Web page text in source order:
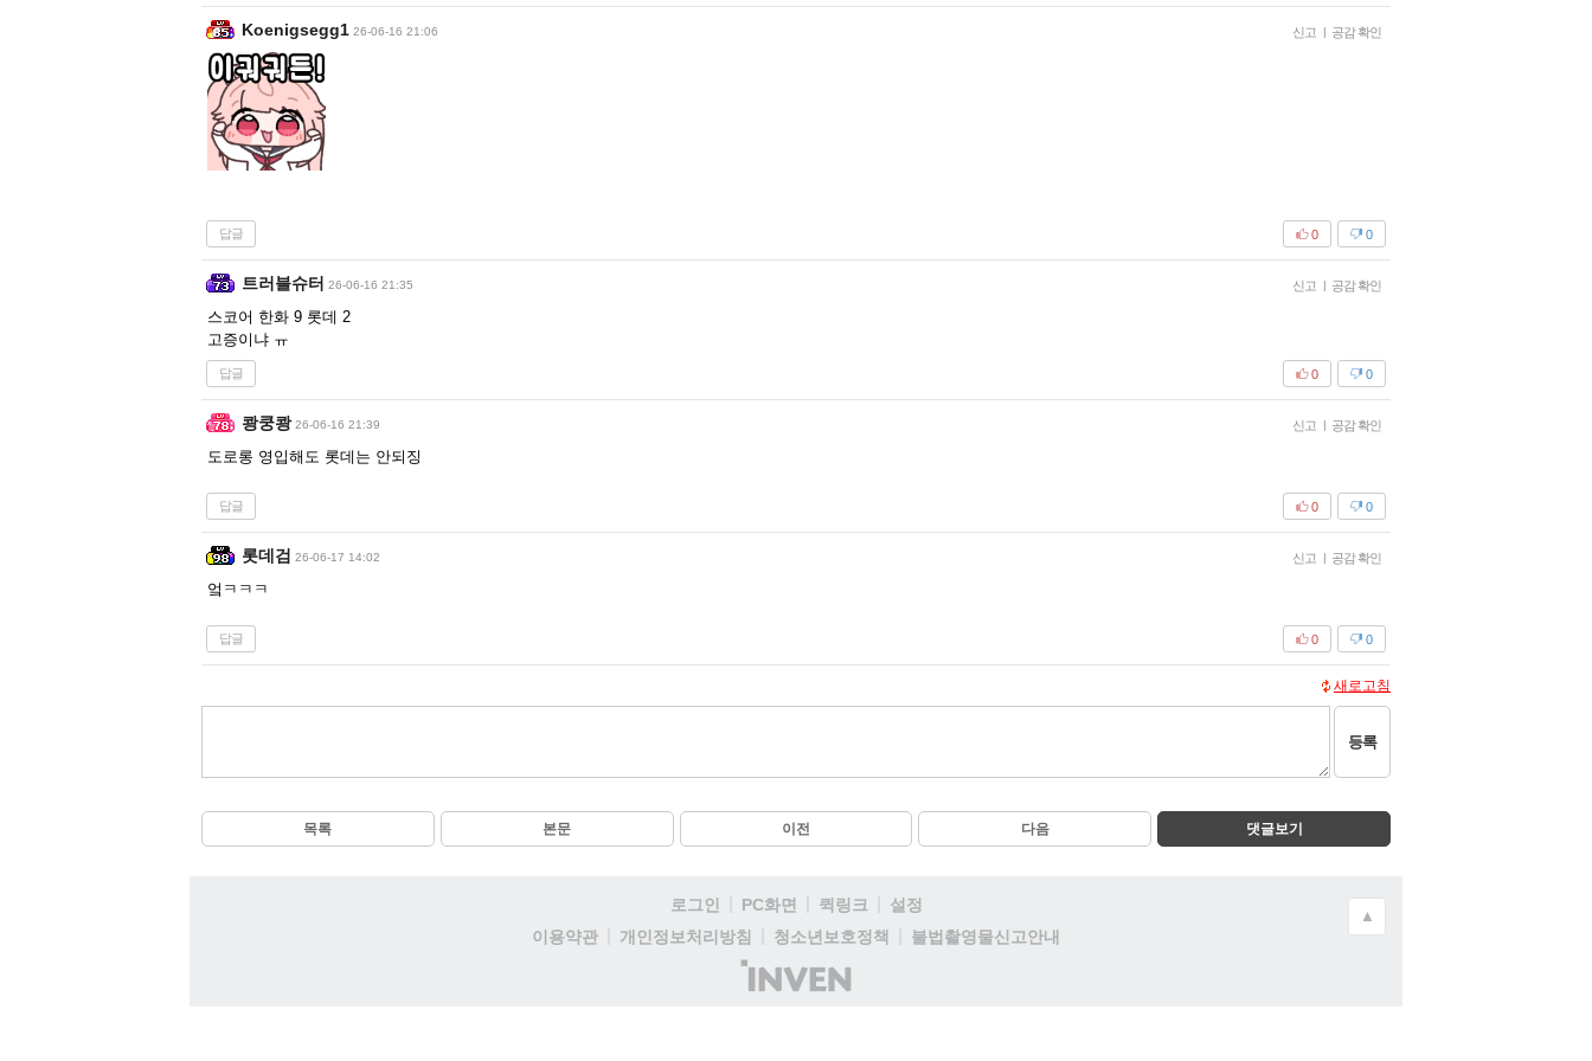
Koenigsegg1 26-06-16 21:06 신고 | 공감 확인
답글 0
0
트러블슈터 26-06-16 21:35 신고 | 공감 확인
스코어 한화 9 롯데 2
고증이냐 ㅠ
답글 0
0
쾅쿵쾅 26-06-16 21:39 신고 | 공감 확인
도로롱 영입해도 롯데는 안되징
답글 0
0
롯데검 26-06-17 14:02 신고 | 공감 확인
엌ㅋㅋㅋ
답글 0
0
새로고침
등록
목록 본문 이전 다음 댓글보기
로그인 PC화면 퀵링크
설정
이용약관
개인정보처리방침 청소년보호정책
불법촬영물신고안내
(주)
인
▲